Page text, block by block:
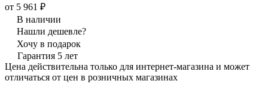
от 5 961 ₽
В наличии
Нашли дешевле?
Хочу в подарок
Гарантия 5 лет
Цена действительна только для интернет-магазина и может
отличаться от цен в розничных магазинах